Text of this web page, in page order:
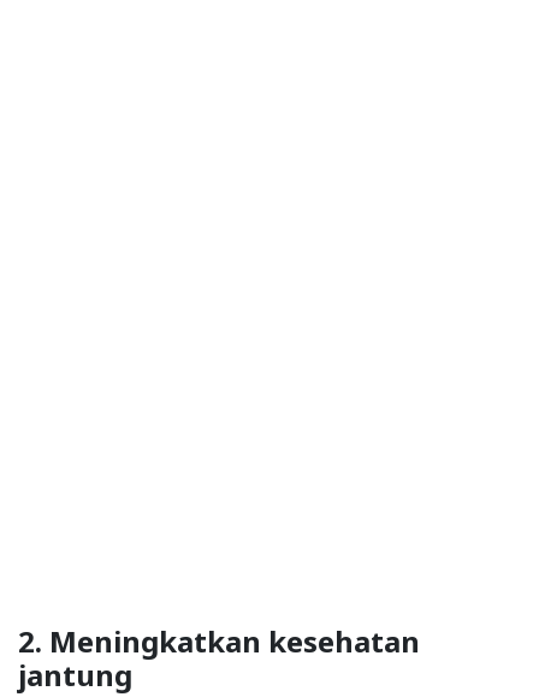
2. Meningkatkan kesehatan
jantung